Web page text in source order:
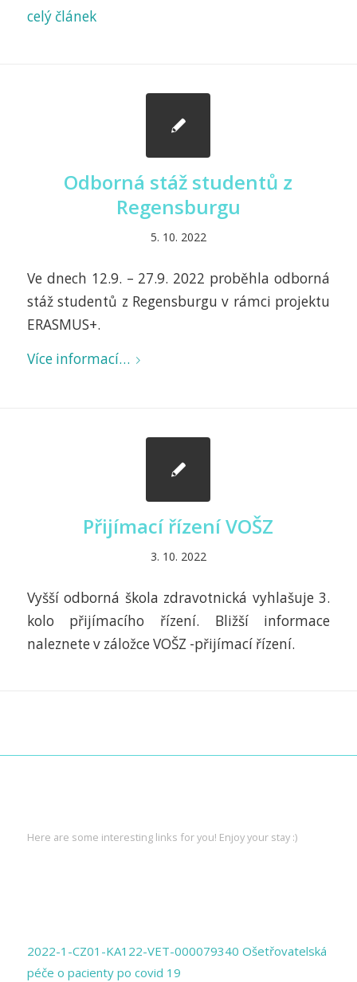
celý článek
Odborná stáž studentů z
Regensburgu
5. 10. 2022
Ve dnech 12.9. – 27.9. 2022 proběhla odborná
stáž studentů z Regensburgu v rámci projektu
ERASMUS+.
Více informací…
Přijímací řízení VOŠZ
3. 10. 2022
Vyšší odborná škola zdravotnická vyhlašuje 3.
kolo přijímacího řízení. Bližší informace
naleznete v záložce VOŠZ -přijímací řízení.
Here are some interesting links for you! Enjoy your stay :)
2022-1-CZ01-KA122-VET-000079340 Ošetřovatelská
péče o pacienty po covid 19